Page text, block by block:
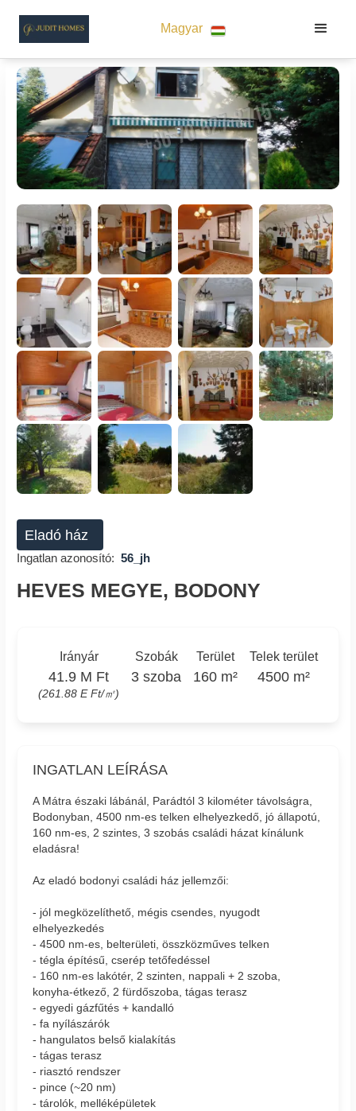
Magyar
Eladó ház
Ingatlan azonosító: 56_jh
HEVES MEGYE, BODONY
Irányár
41.9 M Ft
(261.88 E Ft/㎡)
Szobák
3 szoba
Terület
160 m²
Telek terület
4500 m²
INGATLAN LEÍRÁSA
A Mátra északi lábánál, Parádtól 3 kilométer távolságra,
Bodonyban, 4500 nm-es telken elhelyezkedő, jó állapotú,
160 nm-es, 2 szintes, 3 szobás családi házat kínálunk
eladásra!
Az eladó bodonyi családi ház jellemzői:
- jól megközelíthető, mégis csendes, nyugodt
elhelyezkedés
- 4500 nm-es, belterületi, összközműves telken
- tégla építésű, cserép tetőfedéssel
- 160 nm-es lakótér, 2 szinten, nappali + 2 szoba,
konyha-étkező, 2 fürdőszoba, tágas terasz
- egyedi gázfűtés + kandalló
- fa nyílászárók
- hangulatos belső kialakítás
- tágas terasz
- riasztó rendszer
- pince (~20 nm)
- tárolók, melléképületek